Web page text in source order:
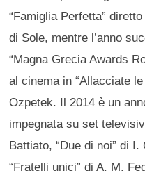
“Famiglia Perfetta”
di Sole, mentre l’anno
“Magna Grecia Awards
al cinema in “Allacciate
Ozpetek. Il 2014 è un
impegnata su set
Battiato, “Due di noi” di
“Fratelli unici” di A. M.